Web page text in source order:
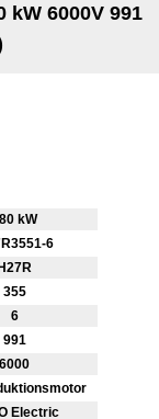
6000V 991
kW
6
H27R
355
6
991
6000
Electric